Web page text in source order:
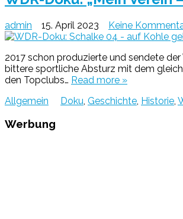
admin 15. April 2023 Keine
2017 schon produzierte und sendete
bittere sportliche Absturz mit dem
den Topclubs… Read more »
Allgemein
Doku Geschichte Historie
Werbung